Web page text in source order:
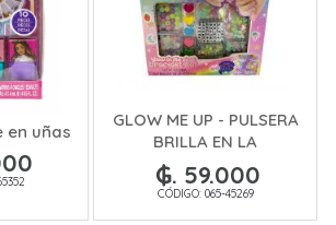
en uñas
GLOW ME UP - PULSERA
BRILLA EN LA
OSCURIDAD
₲. 59.000
CÓDIGO: 065-45269